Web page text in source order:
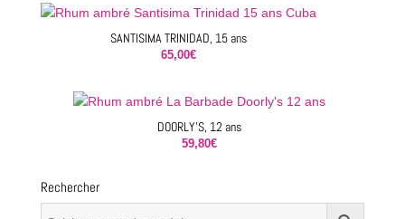
SANTISIMA TRINIDAD, 15 ans
65,00€
DOORLY’S, 12 ans
59,80€
Rechercher